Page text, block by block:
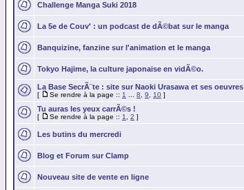
Challenge Manga Suki 2018
La 5e de Couv' : un podcast de dÃ©bat sur le manga
Banquizine, fanzine sur l'animation et le manga
Tokyo Hajime, la culture japonaise en vidÃ©o.
La Base SecrÃ¨te : site sur Naoki Urasawa et ses oeuvres
[ Se rendre à la page :: 1 8 9 10 ]
Tu auras les yeux carrÃ©s !
[ Se rendre à la page :: 1 2 ]
Les butins du mercredi
Blog et Forum sur Clamp
Nouveau site de vente en ligne